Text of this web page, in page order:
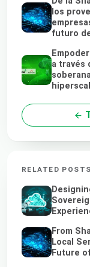
los
futuro
a través
RELATED POSTS
From
Local
Future